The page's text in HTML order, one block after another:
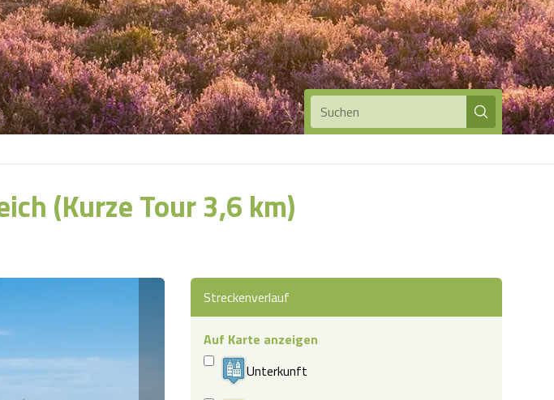
Suchen
(Kurze Tour 3,6 km)
Streckenverlauf
Auf Karte anzeigen
Unterkunft